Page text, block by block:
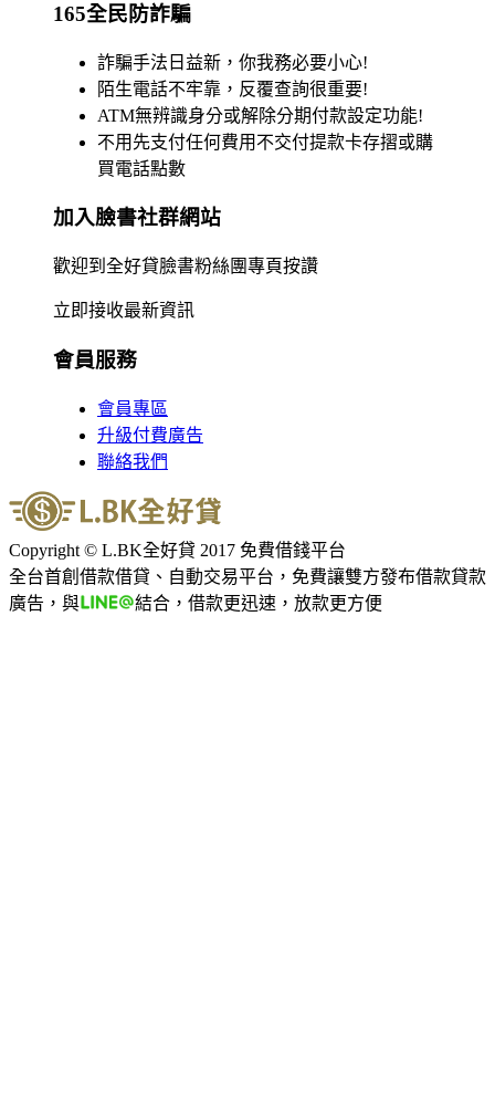
165全民防詐騙
詐騙手法日益新，你我務必要小心!
陌生電話不牢靠，反覆查詢很重要!
ATM無辨識身分或解除分期付款設定功能!
不用先支付任何費用不交付提款卡存摺或購
買電話點數
加入臉書社群網站
歡迎到全好貸臉書粉絲團專頁按讚
立即接收最新資訊
會員服務
會員專區
升級付費廣告
聯絡我們
Copyright © L.BK全好貸 2017 免費借錢平台
全台首創借款借貸、自動交易平台，免費讓雙方發布借款貸款
廣告，與
結合，借款更迅速，放款更方便